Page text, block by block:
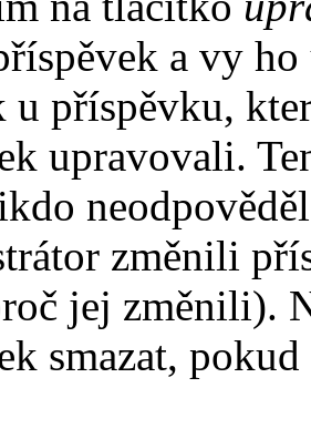
a vy
u příspěvku,
upravovali.
změnili
jej změnili).
smazat,